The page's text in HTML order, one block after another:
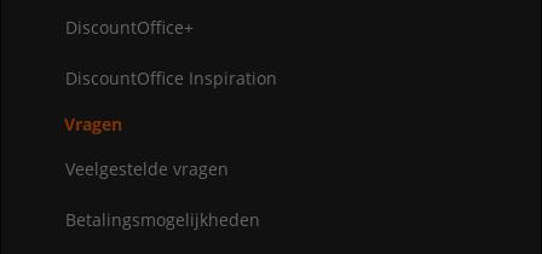
DiscountOffice+
DiscountOffice Inspiration
Vragen
Veelgestelde vragen
Betalingsmogelijkheden